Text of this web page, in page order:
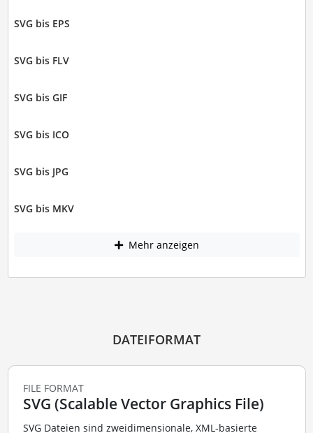
SVG bis EPS
SVG bis FLV
SVG bis GIF
SVG bis ICO
SVG bis JPG
SVG bis MKV
Mehr anzeigen
DATEIFORMAT
FILE FORMAT
SVG (Scalable Vector Graphics File)
SVG Dateien sind zweidimensionale, XML-basierte